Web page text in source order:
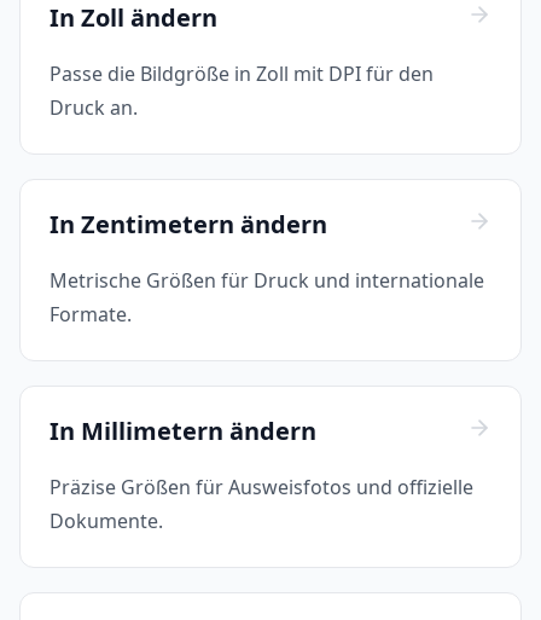
In Zoll ändern
Passe die Bildgröße in Zoll mit DPI für den
Druck an.
In Zentimetern ändern
Metrische Größen für Druck und internationale
Formate.
In Millimetern ändern
Präzise Größen für Ausweisfotos und offizielle
Dokumente.